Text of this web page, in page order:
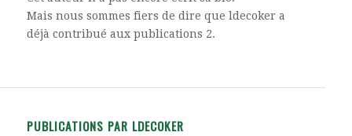
Mais nous sommes fiers de dire que ldecoker a
déjà contribué aux publications 2.
PUBLICATIONS PAR LDECOKER